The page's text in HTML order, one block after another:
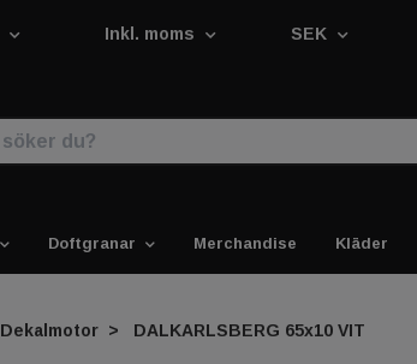
Inkl. moms SEK
Doftgranar Merchandise Kläder
Dekalmotor DALKARLSBERG 65x10 VIT